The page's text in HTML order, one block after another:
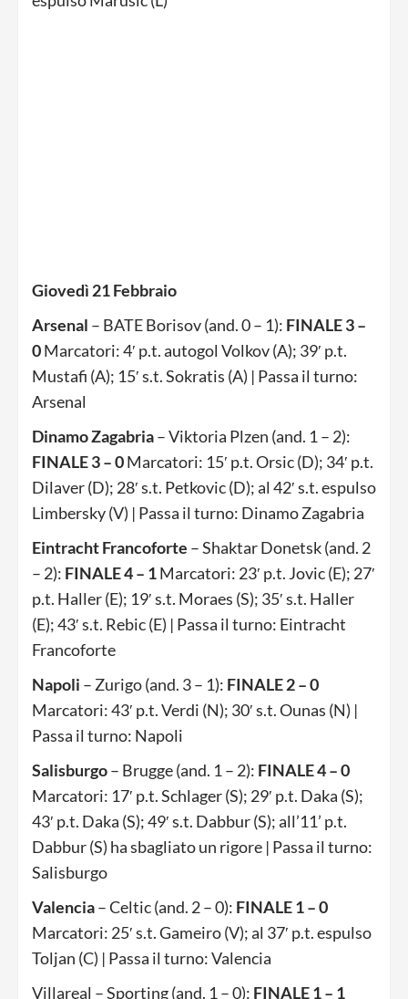
Giovedì 21 Febbraio
Arsenal – BATE Borisov (and. 0 – 1): FINALE 3 –
0Marcatori: 4′ p.t. autogol Volkov (A); 39′ p.t.
Mustafi (A); 15′ s.t. Sokratis (A) | Passa il turno:
Arsenal
Dinamo Zagabria– Viktoria Plzen (and. 1 – 2):
FINALE 3 – 0Marcatori: 15′ p.t. Orsic (D); 34′ p.t.
Dilaver (D); 28′ s.t. Petkovic (D); al 42′ s.t. espulso
Limbersky (V) | Passa il turno: Dinamo Zagabria
Eintracht Francoforte – Shaktar Donetsk (and. 2
– 2): FINALE 4 – 1Marcatori: 23′ p.t. Jovic (E); 27′
p.t. Haller (E); 19′ s.t. Moraes (S); 35′ s.t. Haller
(E); 43′ s.t. Rebic (E) | Passa il turno: Eintracht
Francoforte
Napoli – Zurigo (and. 3 – 1): FINALE 2 – 0
Marcatori: 43′ p.t. Verdi (N); 30′ s.t. Ounas (N) |
Passa il turno: Napoli
Salisburgo– Brugge (and. 1 – 2): FINALE 4 – 0
Marcatori: 17′ p.t. Schlager (S); 29′ p.t. Daka (S);
43′ p.t. Daka (S); 49′ s.t. Dabbur (S); all’11’ p.t.
Dabbur (S) ha sbagliato un rigore | Passa il turno:
Salisburgo
Valencia– Celtic (and. 2 – 0): FINALE 1 – 0
Marcatori: 25′ s.t. Gameiro (V); al 37′ p.t. espulso
Toljan (C) | Passa il turno: Valencia
Villareal – Sporting (and. 1 – 0): FINALE 1 – 1